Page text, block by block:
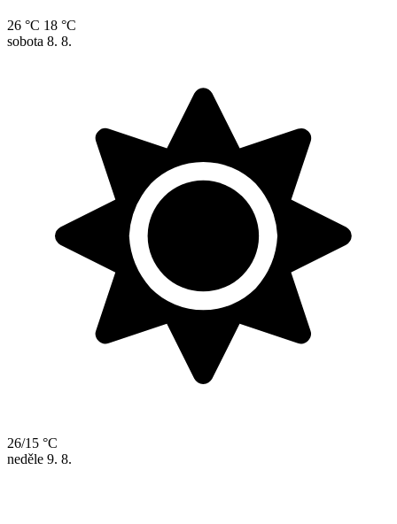
26 °C 18 °C
sobota 8. 8.
26/15 °C
neděle 9. 8.